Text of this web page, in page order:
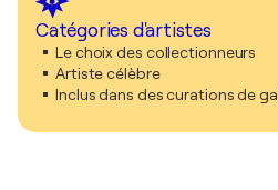
Catégories d'artistes
Le choix des collectionneurs
Artiste célèbre
Inclus dans des curations de